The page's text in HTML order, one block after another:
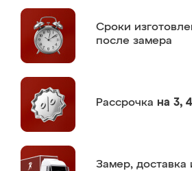
Сроки
после замера
Рассрочка на 3,
Замер,